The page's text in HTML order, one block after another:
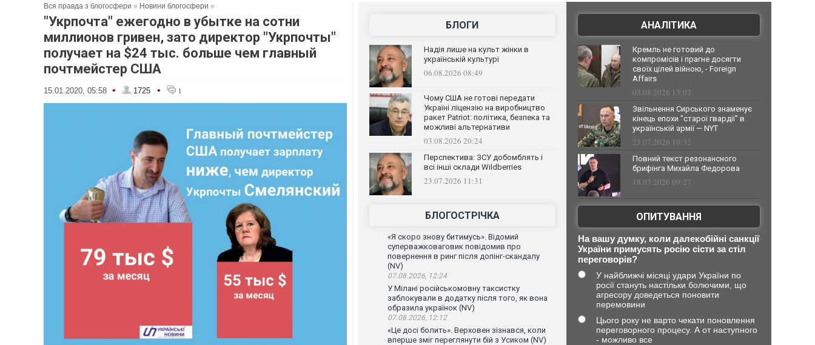
Вся правда з блогосфери » Новини блогосфери »
"Укрпочта" ежегодно в убытке на сотни
миллионов гривен, зато директор "Укрпочты"
получает на $24 тыс. больше чем главный
почтмейстер США
15.01.2020, 05:58 • 1725 • 1
БЛОГИ
Надія лише на культ жінки в
українській культурі
06.08.2026 08:49
Чому США не готові передати
Україні ліцензію на виробництво
ракет Patriot: політика, безпека та
можливі альтернативи
03.08.2026 20:24
Перспектива: ЗСУ добомблять і
всі інші склади Wildberries
23.07.2026 11:31
БЛОГОСТРІЧКА
«Я скоро знову битимусь». Відомий
суперважковаговик повідомив про
повернення в ринг після допінг-скандалу
(NV)
07.08.2026, 12:24
У Мілані російськомовну таксистку
заблокували в додатку після того, як вона
образила українок (NV)
07.08.2026, 12:12
«Це досі болить». Верховен зізнався, коли
вперше зміг переглянути бій з Усиком (NV)
АНАЛІТИКА
Кремль не готовий до
компромісів і прагне досягти
своїх цілей війною, - Foreign
Affairs
03.08.2026 13:02
Звільнення Сирського знаменує
кінець епохи "старої гвардії" в
українській армії — NYT
23.07.2026 10:32
Повний текст резонансного
брифінга Михайла Федорова
18.07.2026 09:27
ОПИТУВАННЯ
На вашу думку, коли далекобійні санкції
України примусять росію сісти за стіл
переговорів?
У найближчі місяці удари України по
росії стануть настільки болючими, що
агресору доведеться поновити
перемовини
Цього року не варто чекати поновлення
переговорного процесу. А от наступного
- можливо все